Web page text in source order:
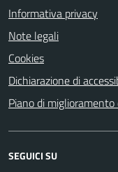
Informativa privacy
Note legali
Cookies
Dichiarazione di
Piano di
SEGUICI SU